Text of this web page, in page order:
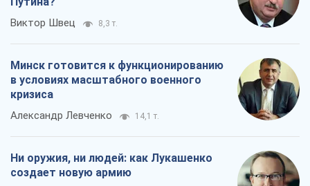
Виктор Швец 8,3 т.
Минск готовится к функционированию
в условиях масштабного военного
кризиса
Александр Левченко 14,1 т.
Ни оружия, ни людей: как Лукашенко
создает новую армию